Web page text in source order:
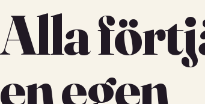
Alla
en egen